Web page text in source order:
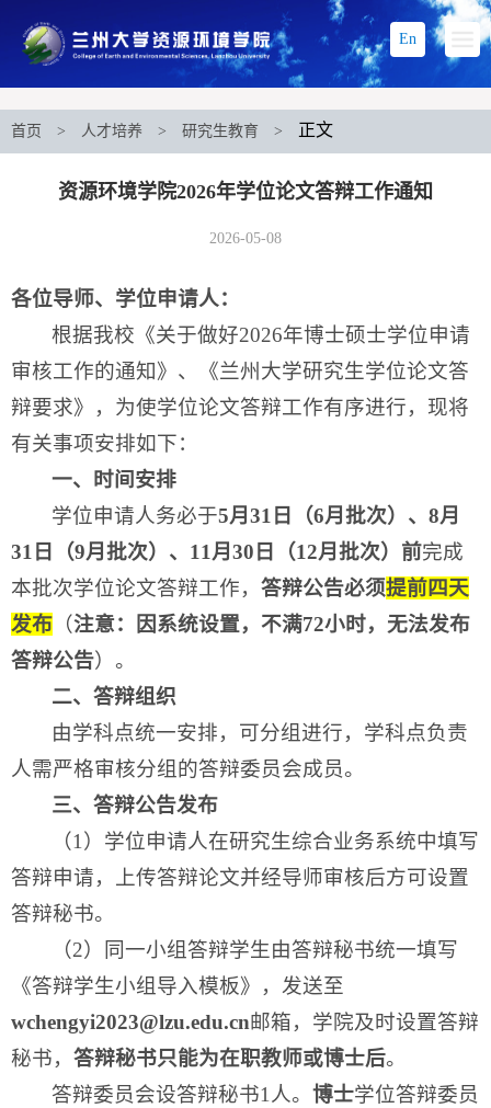
En
首页 > 人才培养 > 研究生教育 > 正文
资源环境学院2026年学位论文答辩工作通知
2026-05-08
各位导师、学位申请人：
根据我校《关于做好2026年博士硕士学位申请
审核工作的通知》、《兰州大学研究生学位论文答
辩要求》，为使学位论文答辩工作有序进行，现将
有关事项安排如下：
一、时间安排
学位申请人务必于5月31日（6月批次）、8月
31日（9月批次）、11月30日（12月批次） 前完成
本批次学位论文答辩工作， 答辩公告必须提前四天
发布 （注意：因系统设置，不满72小时，无法发布
答辩公告）。
二、答辩组织
由学科点统一安排，可分组进行，学科点负责
人需严格审核分组的答辩委员会成员。
三、答辩公告发布
（1）学位申请人在研究生综合业务系统中填写
答辩申请，上传答辩论文并经导师审核后方可设置
答辩秘书。
（2）同一小组答辩学生由答辩秘书统一填写
《答辩学生小组导入模板》，发送至
wchengyi2023@lzu.edu.cn邮箱，学院及时设置答辩
秘书， 答辩秘书只能为在职教师或博士后。
答辩委员会设答辩秘书1人。博士学位答辩委员